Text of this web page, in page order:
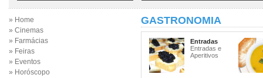
» Home
» Cinemas
» Farmácias
» Feiras
» Eventos
» Horóscopo
GASTRONOMIA
Entradas
Entradas e
Aperitivos